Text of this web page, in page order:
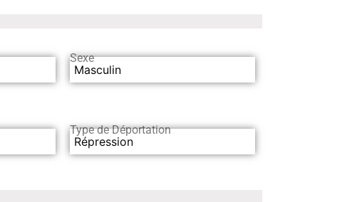
Sexe
Masculin
Type de Déportation
Répression